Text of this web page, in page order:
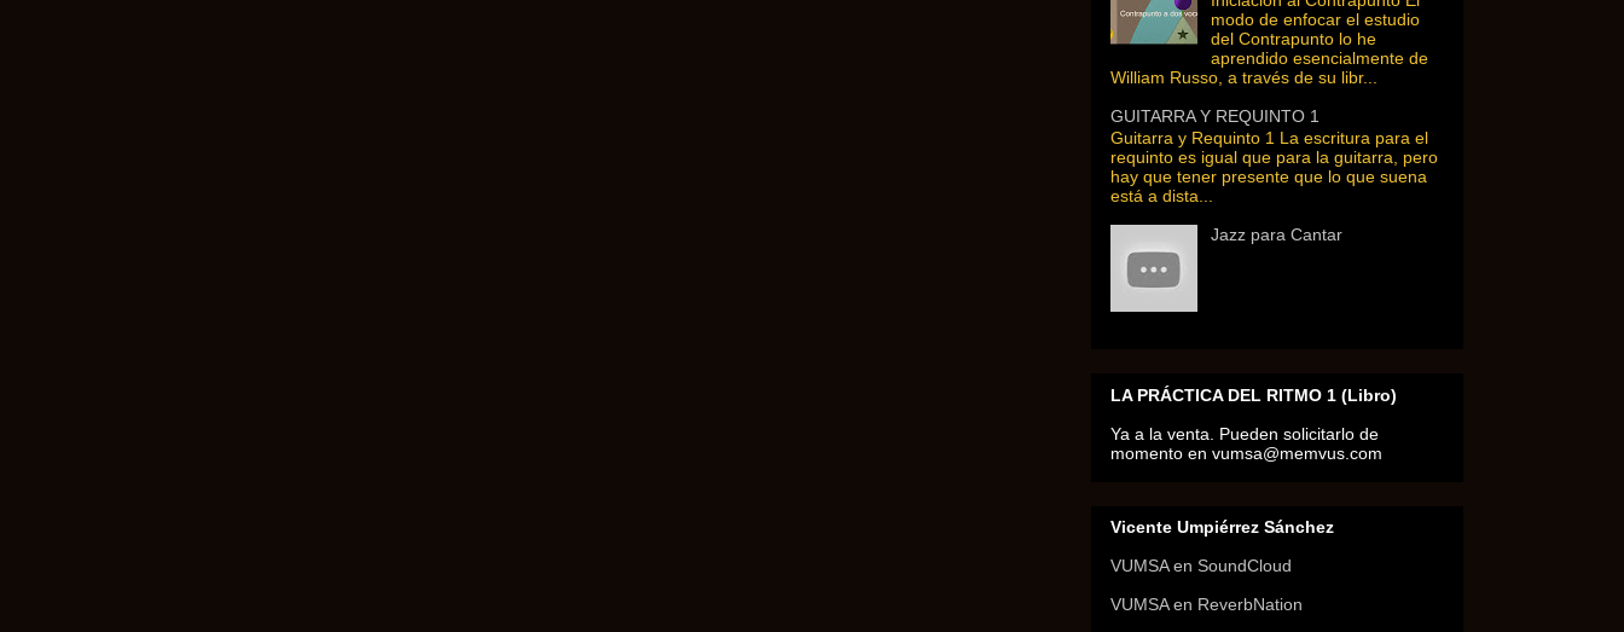
modo de enfocar el estudio
del Contrapunto lo he
aprendido esencialmente de
William Russo, a través de su libr...
GUITARRA Y REQUINTO 1
Guitarra y Requinto 1 La escritura para el
requinto es igual que para la guitarra, pero
hay que tener presente que lo que suena
está a dista...
Jazz para Cantar
LA PRÁCTICA DEL RITMO 1 (Libro)
Ya a la venta. Pueden solicitarlo de
momento en vumsa@memvus.com
Vicente Umpiérrez Sánchez
VUMSA en SoundCloud
VUMSA en ReverbNation